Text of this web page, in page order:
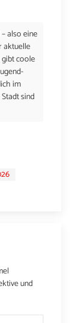
also eine
aktuelle
gibt coole
im
sind
und